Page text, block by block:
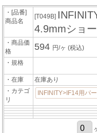
・[品番]
商品名
[T049B]
4.9mmショー
・商品価
格
594 円/ヶ(税込)
・規格
・在庫
在庫あり
・カテゴ
リ
INFINITY>IF14用パ